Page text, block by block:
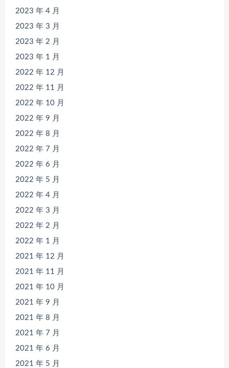
2023 年 4 月
2023 年 3 月
2023 年 2 月
2023 年 1 月
2022 年 12 月
2022 年 11 月
2022 年 10 月
2022 年 9 月
2022 年 8 月
2022 年 7 月
2022 年 6 月
2022 年 5 月
2022 年 4 月
2022 年 3 月
2022 年 2 月
2022 年 1 月
2021 年 12 月
2021 年 11 月
2021 年 10 月
2021 年 9 月
2021 年 8 月
2021 年 7 月
2021 年 6 月
2021 年 5 月